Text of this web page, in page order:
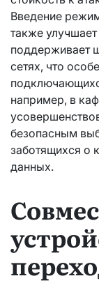
Введение
также
поддерживает
сетях, что
например, в
безопасным
заботящихся о
данных.